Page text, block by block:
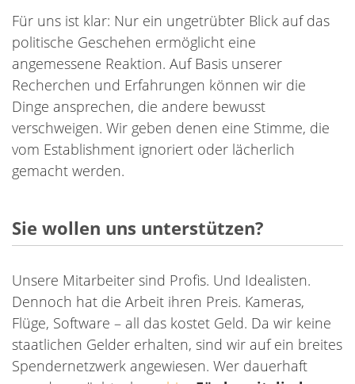
Für uns ist klar: Nur ein ungetrübter Blick auf das
politische Geschehen ermöglicht eine
angemessene Reaktion. Auf Basis unserer
Recherchen und Erfahrungen können wir die
Dinge ansprechen, die andere bewusst
verschweigen. Wir geben denen eine Stimme, die
vom Establishment ignoriert oder lächerlich
gemacht werden.
Sie wollen uns unterstützen?
Unsere Mitarbeiter sind Profis. Und Idealisten.
Dennoch hat die Arbeit ihren Preis. Kameras,
Flüge, Software – all das kostet Geld. Da wir keine
staatlichen Gelder erhalten, sind wir auf ein breites
Spendernetzwerk angewiesen. Wer dauerhaft